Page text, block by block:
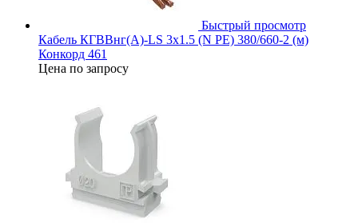
Быстрый просмотр
Кабель КГВВнг(А)-LS 3х1.5 (N PE) 380/660-2 (м)
Конкорд 461
Цена по запросу